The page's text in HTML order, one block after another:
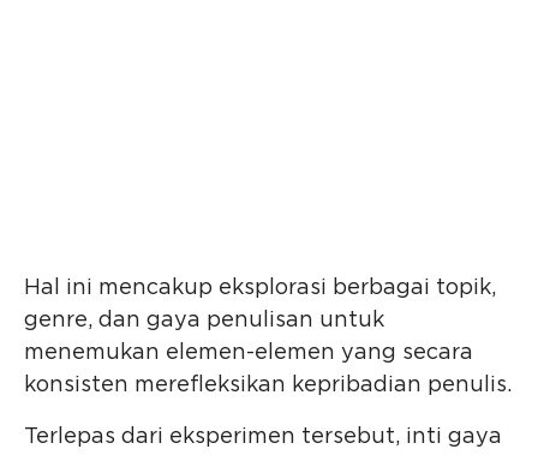
Hal ini mencakup eksplorasi berbagai topik,
genre, dan gaya penulisan untuk
menemukan elemen-elemen yang secara
konsisten merefleksikan kepribadian penulis.
Terlepas dari eksperimen tersebut, inti gaya